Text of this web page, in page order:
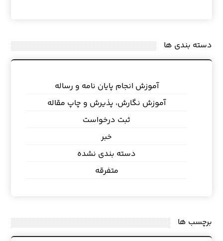
دسته بندی ها
آموزش انجام پایان نامه و رساله
آموزش نگارش، پذیرش و چاپ مقاله
ثبت درخواست
خبر
دسته بندی نشده
متفرقه
برچسب ها